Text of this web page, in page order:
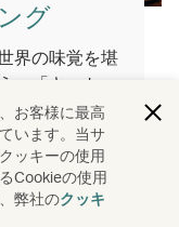
グ
界の味覚を堪
。「キャセ
ざまな提携レ
が見つかりま
お客様に最高
います。当サ
ッキーの使用
Cookieの使用
弊社のクッキ